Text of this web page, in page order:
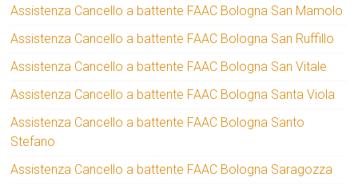
Assistenza Cancello a battente FAAC Bologna San Mamolo
Assistenza Cancello a battente FAAC Bologna San Ruffillo
Assistenza Cancello a battente FAAC Bologna San Vitale
Assistenza Cancello a battente FAAC Bologna Santa Viola
Assistenza Cancello a battente FAAC Bologna Santo
Stefano
Assistenza Cancello a battente FAAC Bologna Saragozza